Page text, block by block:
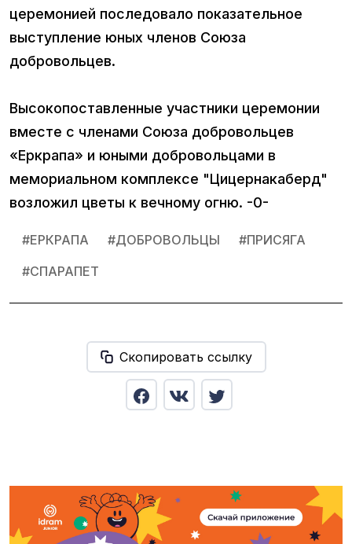
церемонией последовало показательное
выступление юных членов Союза
добровольцев.
Высокопоставленные участники церемонии
вместе с членами Союза добровольцев
«Еркрапа» и юными добровольцами в
мемориальном комплексе "Цицернакаберд"
возложил цветы к вечному огню. -0-
#ЕРКРАПА #ДОБРОВОЛЬЦЫ #ПРИСЯГА
#СПАРАПЕТ
Скопировать ссылку